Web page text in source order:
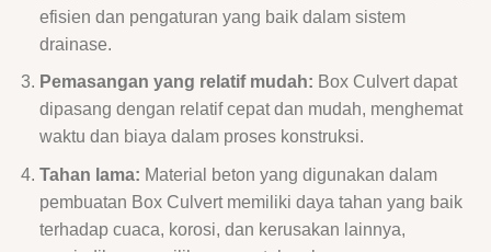
efisien dan pengaturan yang baik dalam sistem
drainase.
Pemasangan yang relatif mudah: Box Culvert dapat
dipasang dengan relatif cepat dan mudah, menghemat
waktu dan biaya dalam proses konstruksi.
Tahan lama: Material beton yang digunakan dalam
pembuatan Box Culvert memiliki daya tahan yang baik
terhadap cuaca, korosi, dan kerusakan lainnya,